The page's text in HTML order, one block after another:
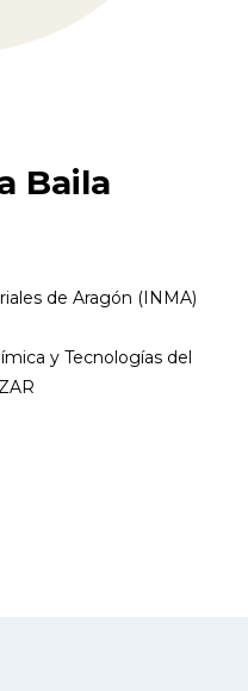
Baila
de Aragón (INMA)
y Tecnologías del